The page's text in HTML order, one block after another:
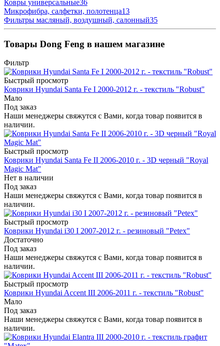
Ковры универсальные36
Микрофибра, салфетки, полотенца13
Фильтры масляный, воздушный, салонный35
Товары Dong Feng в нашем магазине
Фильтр
Быстрый просмотр
Коврики Hyundai Santa Fe I 2000-2012 г. - текстиль "Robust"
Мало
Под заказ
Наши менеджеры свяжутся с Вами, когда товар появится в
наличии.
Быстрый просмотр
Коврики Hyundai Santa Fe II 2006-2010 г. - 3D черный "Royal
Magic Mat"
Нет в наличии
Под заказ
Наши менеджеры свяжутся с Вами, когда товар появится в
наличии.
Быстрый просмотр
Коврики Hyundai i30 I 2007-2012 г. - резиновый "Petex"
Достаточно
Под заказ
Наши менеджеры свяжутся с Вами, когда товар появится в
наличии.
Быстрый просмотр
Коврики Hyundai Accent III 2006-2011 г. - текстиль "Robust"
Мало
Под заказ
Наши менеджеры свяжутся с Вами, когда товар появится в
наличии.